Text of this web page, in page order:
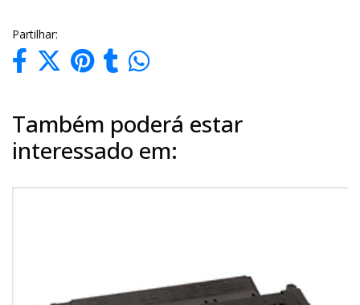
Partilhar:
Também poderá estar
interessado em: